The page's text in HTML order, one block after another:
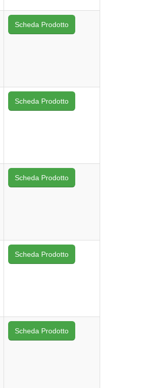
Scheda Prodotto
Scheda Prodotto
Scheda Prodotto
Scheda Prodotto
Scheda Prodotto